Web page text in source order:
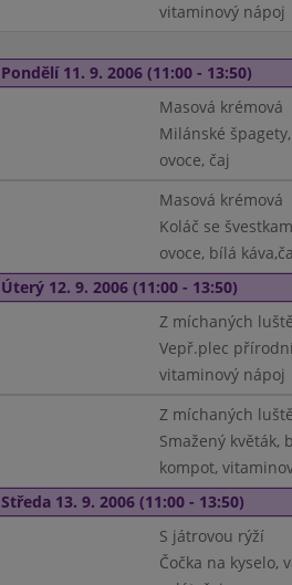
vitaminový nápoj
Pondělí 11. 9. 2006 (11:00 - 13:50)
Masová krémová
Milánské
ovoce, čaj
Masová krémová
Koláč se
ovoce, bílá
Úterý 12. 9. 2006 (11:00 - 13:50)
Z míchaných
Vepř.plec
vitaminový nápoj
Z míchaných
Smažený květák,
kompot,
Středa 13. 9. 2006 (11:00 - 13:50)
S játrovou rýží
Čočka na kyselo,